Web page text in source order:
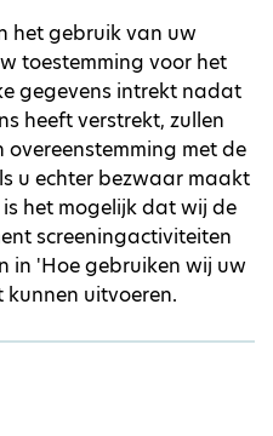
het gebruik van uw
toestemming voor het
gegevens intrekt nadat
heeft verstrekt, zullen
overeenstemming met de
u echter bezwaar maakt
het mogelijk dat wij de
screeningactiviteiten
in 'Hoe gebruiken wij uw
uitvoeren.